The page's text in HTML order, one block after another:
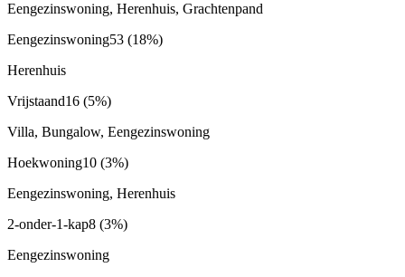
Eengezinswoning, Herenhuis, Grachtenpand
Eengezinswoning53 (18%)
Herenhuis
Vrijstaand16 (5%)
Villa, Bungalow, Eengezinswoning
Hoekwoning10 (3%)
Eengezinswoning, Herenhuis
2-onder-1-kap8 (3%)
Eengezinswoning